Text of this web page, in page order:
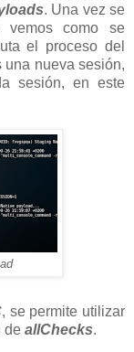
. Una vez se
vemos como se
el proceso del
una nueva sesión,
sesión, en este
, se permite utilizar
de allChecks.